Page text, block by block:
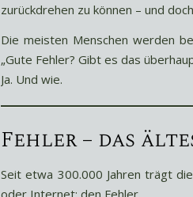
zurückdrehen zu können – und
Die meisten Menschen werden
„Gute Fehler? Gibt es das
Ja. Und wie.
Fehler – das
Seit etwa 300.000 Jahren trägt
oder Internet: den Fehler.